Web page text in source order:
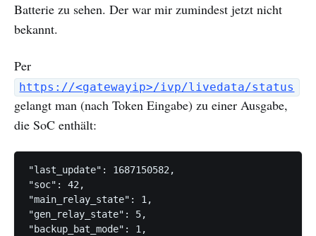
Batterie zu sehen. Der war mir zumindest jetzt nicht
bekannt.
Per
https://<gatewayip>/ivp/livedata/status
gelangt man (nach Token Eingabe) zu einer Ausgabe,
die SoC enthält:
"last_update": 1687150582,
"soc": 42,
"main_relay_state": 1,
"gen_relay_state": 5,
"backup_bat_mode": 1,